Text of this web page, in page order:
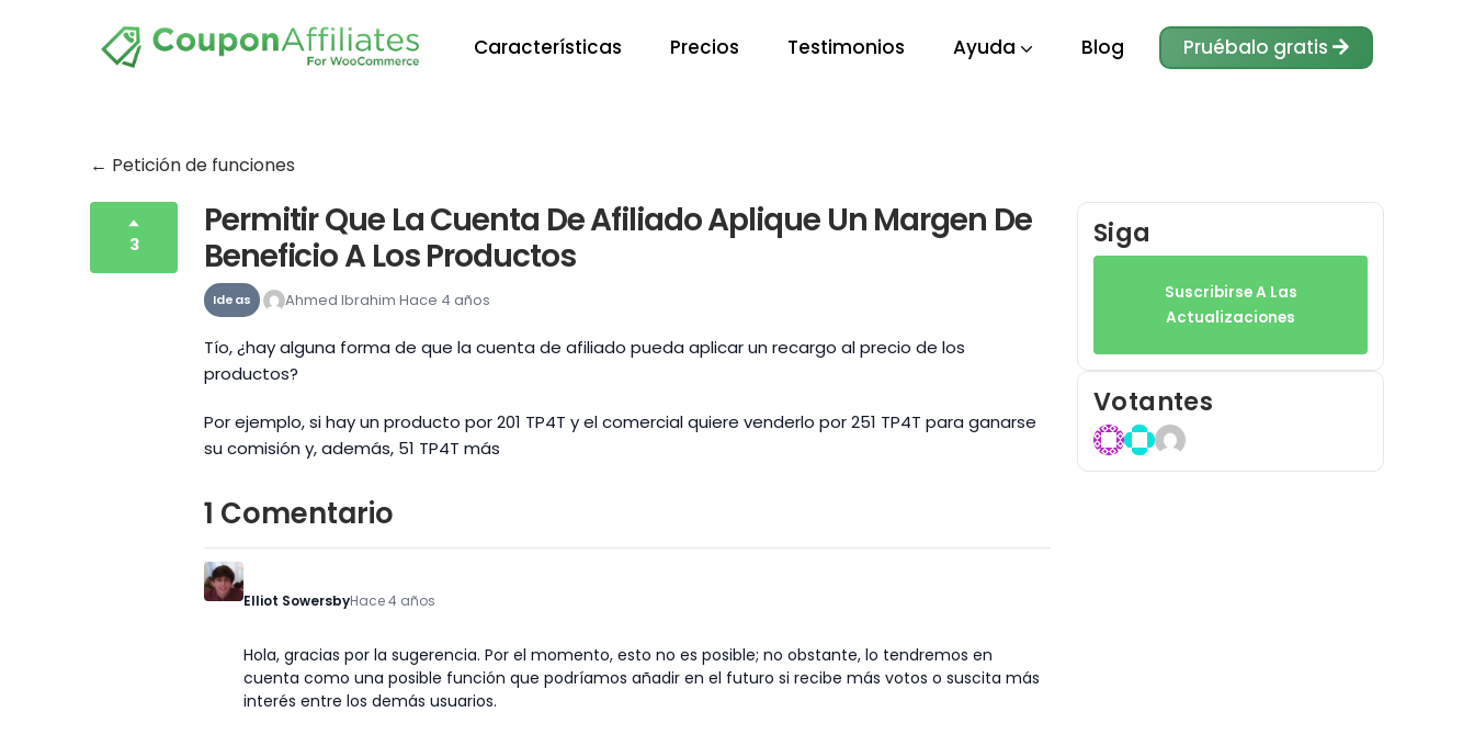
Características Precios Testimonios Ayuda Blog Pruébalo gratis
← Petición de funciones
3
Permitir Que La Cuenta De Afiliado Aplique Un Margen De
Beneficio A Los Productos
Ideas Ahmed Ibrahim Hace 4 años
Tío, ¿hay alguna forma de que la cuenta de afiliado pueda aplicar un recargo al precio de los
productos?
Por ejemplo, si hay un producto por 201 TP4T y el comercial quiere venderlo por 251 TP4T para ganarse
su comisión y, además, 51 TP4T más
1 Comentario
Elliot SowersbyHace 4 años
Hola, gracias por la sugerencia. Por el momento, esto no es posible; no obstante, lo tendremos en
cuenta como una posible función que podríamos añadir en el futuro si recibe más votos o suscita más
interés entre los demás usuarios.
Siga
Suscribirse A Las
Actualizaciones
Votantes